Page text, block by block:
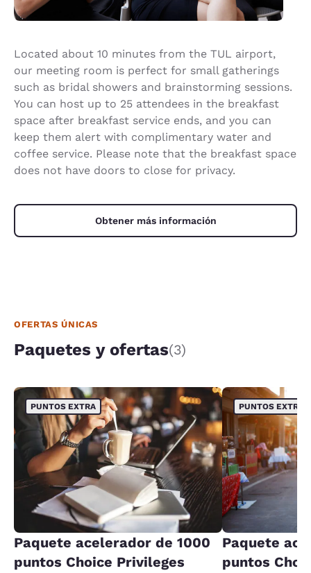
Located about 10 minutes from the TUL airport,
our meeting room is perfect for small gatherings
such as bridal showers and brainstorming sessions.
You can host up to 25 attendees in the breakfast
space after breakfast service ends, and you can
keep them alert with complimentary water and
coffee service. Please note that the breakfast space
does not have doors to close for privacy.
Obtener más información
OFERTAS ÚNICAS
Paquetes y ofertas(3)
PUNTOS EXTRA
Paquete acelerador de 1000
puntos Choice Privileges
PUNTOS EXTRA
Paquete
puntos